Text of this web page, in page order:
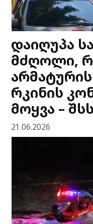
დაიღუპა
მძღოლი,
რკინის
მოყვა – შსს
21.06.2026